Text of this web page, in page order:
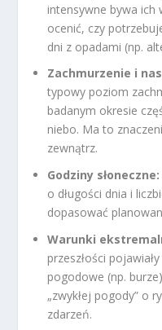
intensywne bywa ich
ocenić, czy
dni z opadami (np.
Zachmurzenie i
typowy poziom
badanym okresie
niebo. Ma to
zewnątrz.
Godziny słoneczne:
o długości dnia i
dopasować
Warunki
przeszłości
pogodowe (np.
„zwykłej pogody” o
zdarzeń.